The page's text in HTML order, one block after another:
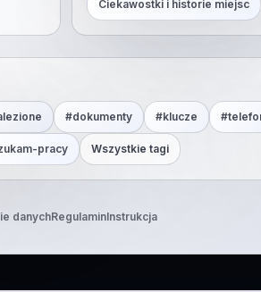
Ciekawostki i historie miejsc
#dokumenty #klucze #
pracy Wszystkie tagi
danychRegulaminInstrukcja